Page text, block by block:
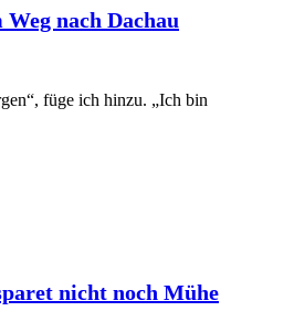
nach Dachau
füge ich hinzu. „Ich bin
nicht noch Mühe